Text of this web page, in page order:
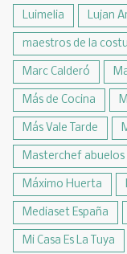
Luimelia Lujan
maestros de la
Marc Calderó
Más de Cocina
Más Vale Tarde
Masterchef abuelos
Máximo Huerta
Mediaset España
Mi Casa Es La Tuya